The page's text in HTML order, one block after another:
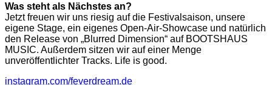
Was steht als Nächstes an?
Jetzt freuen wir uns riesig auf die Festivalsaison, unsere
eigene Stage, ein eigenes Open-Air-Showcase und natürlich
den Release von „Blurred Dimension“ auf BOOTSHAUS
MUSIC. Außerdem sitzen wir auf einer Menge
unveröffentlichter Tracks. Life is good.
instagram.com/feverdream.de